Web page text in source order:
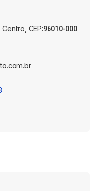
à Avenida Adolfo
e
casa
conforto,
os detalhes.
seu novo
CEP:96010-000